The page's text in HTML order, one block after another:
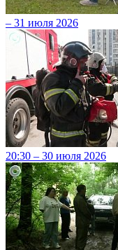
– 31 июля 2026
20:30 – 30 июля 2026